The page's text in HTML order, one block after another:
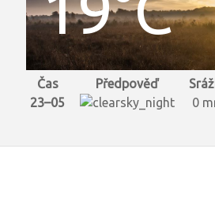
Čas Předpověď
23–05
0